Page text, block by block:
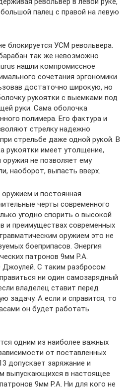
палец с правой на левую
блокируется УСМ револьвера.
так же невозможно
нашли компромиссное
сочетания эргономики
достаточно широкую, но
рукоятки с выемками под
руки. Сама оболочка
полимера. Его фактура и
стрелку надежно
стрельбе даже одной рукой. В
рукоятки имеет утолщение,
не позволяет ему
наоборот, выпасть вверх.
и постоянная
черты современного
угодно спорить о высокой
и преимуществах современных
оружием это не
боеприпасов. Энергия
патронов 9мм Р.А.
Джоулей. С таким разбросом
ни один самозарядный
владелец ставит перед
задачу. А если и справится, то
он будет работать
одним из наиболее важных
от поставленных
допускает заряжание и
выпускающихся в настоящее
9мм Р.А. Ни для кого не